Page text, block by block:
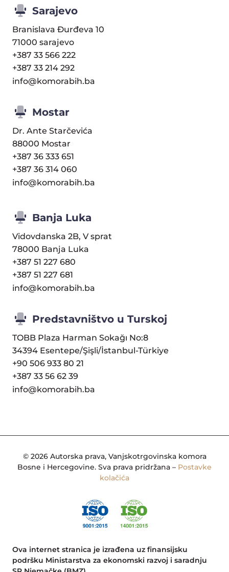
Sarajevo
Branislava Đurđeva 10
71000 sarajevo
+387 33 566 222
+387 33 214 292
info@komorabih.ba
Mostar
Dr. Ante Starčevića
88000 Mostar
+387 36 333 651
+387 36 314 060
info@komorabih.ba
Banja Luka
Vidovdanska 2B, V sprat
78000 Banja Luka
+387 51 227 680
+387 51 227 681
info@komorabih.ba
Predstavništvo u Turskoj
TOBB Plaza Harman Sokağı No:8
34394 Esentepe/Şişli/İstanbul-Türkiye
+90 506 933 80 21
+387 33 56 62 39
info@komorabih.ba
© 2026 Autorska prava, Vanjskotrgovinska komora
Bosne i Hercegovine. Sva prava pridržana – Postavke
kolačića
Ova internet stranica je izrađena uz finansijsku
podršku Ministarstva za ekonomski razvoj i saradnju